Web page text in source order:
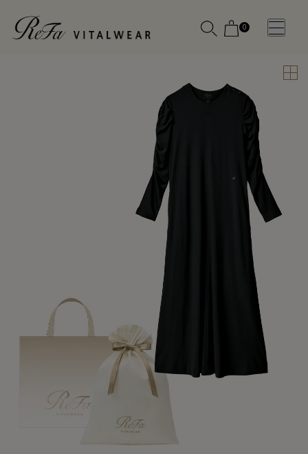
0
SLEEP WEAR
アクセ
サリー
メディ
カル
ピロー
SERVICE
SLEEP WEAR
アクセ
サリー
メディ
カル
ピロー
SERVICE